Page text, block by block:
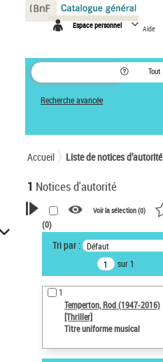
Espace personnel Aide
Tout
Recherche avancée
Accueil Liste de notices d’autorité
1 Notices d'autorité
VOTRE RECHERCHE
Recherche avancée dans les
notices d’autorité
Œuvres liées à l'auteur :
Temperton, Rod (1947-2016)
Auteur d’œuvre
Voir la sélection (0)
(0)
Tri par : Défaut
sur 1
1
Temperton, Rod (1947-2016)
[Thriller]
Titre uniforme musical
Panneau de gestion des cookies